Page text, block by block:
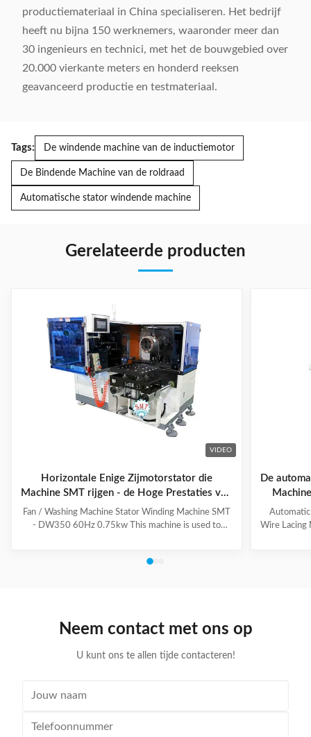
productiemateriaal in China specialiseren. Het bedrijf
heeft nu bijna 150 werknemers, waaronder meer dan
30 ingenieurs en technici, met het de bouwgebied over
20.000 vierkante meters en honderd reeksen
geavanceerd productie en testmateriaal.
Tags: De windende machine van de inductiemotor
De Bindende Machine van de roldraad
Automatische stator windende machine
Gerelateerde producten
VIDEO
Horizontale Enige Zijmotorstator die
Machine SMT rijgen - de Hoge Prestaties van
DW350
Fan / Washing Machine Stator Winding Machine SMT
- DW350 60Hz 0.75kw This machine is used to
the necessary data. With easy and convenient tooling
motor.Horizontal Winding Inserting
De
Automatic
Wire Lacing
Neem contact met ons op
U kunt ons te allen tijde contacteren!